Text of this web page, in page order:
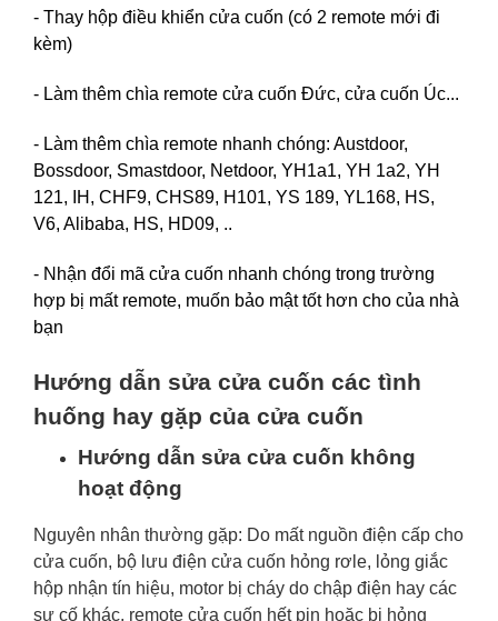
- Thay hộp điều khiển cửa cuốn (có 2 remote mới đi
kèm)
- Làm thêm chìa remote cửa cuốn Đức, cửa cuốn Úc...
- Làm thêm chìa remote nhanh chóng: Austdoor,
Bossdoor, Smastdoor, Netdoor, YH1a1, YH 1a2, YH
121, IH, CHF9, CHS89, H101, YS 189, YL168, HS,
V6, Alibaba, HS, HD09, ..
- Nhận đổi mã cửa cuốn nhanh chóng trong trường
hợp bị mất remote, muốn bảo mật tốt hơn cho của nhà
bạn
Hướng dẫn sửa cửa cuốn các tình
huống hay gặp của cửa cuốn
Hướng dẫn sửa cửa cuốn không
hoạt động
Nguyên nhân thường gặp: Do mất nguồn điện cấp cho
cửa cuốn, bộ lưu điện cửa cuốn hỏng rơle, lỏng giắc
hộp nhận tín hiệu, motor bị cháy do chập điện hay các
sự cố khác, remote cửa cuốn hết pin hoặc bị hỏng